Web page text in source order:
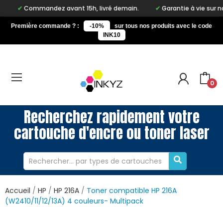
avant 15h, livré demain. Garantie à vie sur notre
Première commande ? : -10%
sur tous nos produits avec le code
INK10
0
Recherchez rapidement votre
cartouche d'encre ou toner laser
Accueil HP HP 216A
Toner compatible HP 216A
(W2410/11/12/13A) 4 couleurs- Multipack